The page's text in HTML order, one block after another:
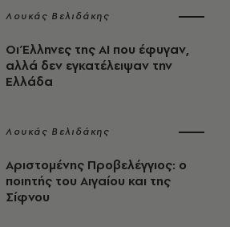
Λουκάς Βελιδάκης
Οι Έλληνες της ΑΙ που έφυγαν,
αλλά δεν εγκατέλειψαν την
Ελλάδα
Λουκάς Βελιδάκης
Αριστομένης Προβελέγγιος: ο
ποιητής του Αιγαίου και της
Σίφνου